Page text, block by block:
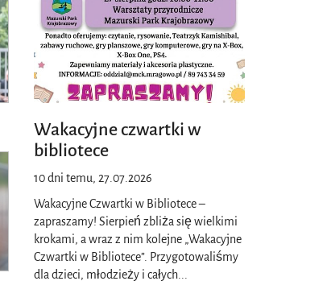
Wakacyjne czwartki w
bibliotece
10 dni temu, 27.07.2026
Wakacyjne Czwartki w Bibliotece –
zapraszamy! Sierpień zbliża się wielkimi
krokami, a wraz z nim kolejne „Wakacyjne
Czwartki w Bibliotece”. Przygotowaliśmy
dla dzieci, młodzieży i całych...